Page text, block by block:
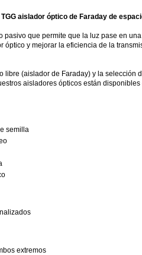
aislador óptico de Faraday de
pasivo que permite que la luz pase en
óptico y mejorar la eficiencia de la
libre (aislador de Faraday) y la
aisladores ópticos están
semilla
extremos